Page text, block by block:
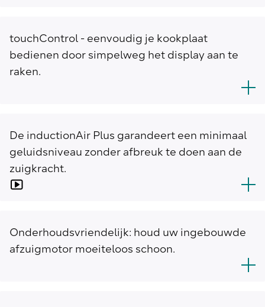
touchControl - eenvoudig je kookplaat
bedienen door simpelweg het display aan te
raken.
De inductionAir Plus garandeert een minimaal
geluidsniveau zonder afbreuk te doen aan de
zuigkracht.
Onderhoudsvriendelijk: houd uw ingebouwde
afzuigmotor moeiteloos schoon.